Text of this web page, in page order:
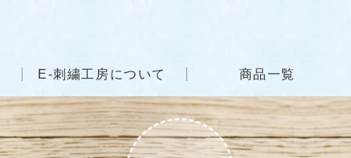
E-刺繍工房について 商品一覧